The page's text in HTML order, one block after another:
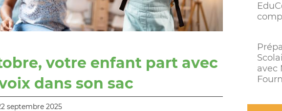
votre enfant part avec
dans son sac
septembre 2025
avec